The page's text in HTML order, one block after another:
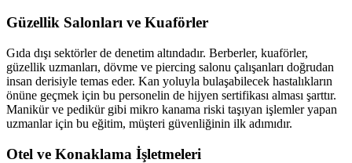
Güzellik Salonları ve Kuaförler
Gıda dışı sektörler de denetim altındadır. Berberler, kuaförler,
güzellik uzmanları, dövme ve piercing salonu çalışanları doğrudan
insan derisiyle temas eder. Kan yoluyla bulaşabilecek hastalıkların
önüne geçmek için bu personelin de hijyen sertifikası alması şarttır.
Manikür ve pedikür gibi mikro kanama riski taşıyan işlemler yapan
uzmanlar için bu eğitim, müşteri güvenliğinin ilk adımıdır.
Otel ve Konaklama İşletmeleri